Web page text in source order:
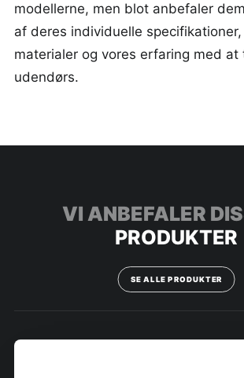
modellerne, men blot anbefaler
af deres individuelle
materialer og vores erfaring med at
udendørs.
VI ANBEFALER
PRODUKTER
SE ALLE PRODUKTER